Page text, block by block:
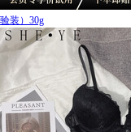
验装）30g